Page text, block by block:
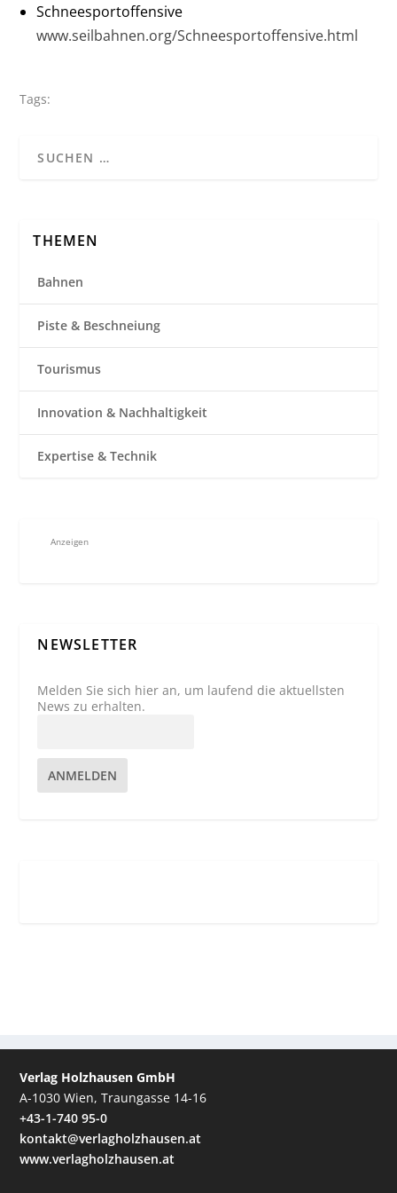
Schneesportoffensive
www.seilbahnen.org/Schneesportoffensive.html
Tags:
THEMEN
Bahnen
Piste & Beschneiung
Tourismus
Innovation & Nachhaltigkeit
Expertise & Technik
Anzeigen
NEWSLETTER
Melden Sie sich hier an, um laufend die aktuellsten
News zu erhalten.
ANMELDEN
Verlag Holzhausen GmbH
A-1030 Wien, Traungasse 14-16
+43-1-740 95-0
kontakt@verlagholzhausen.at
www.verlagholzhausen.at